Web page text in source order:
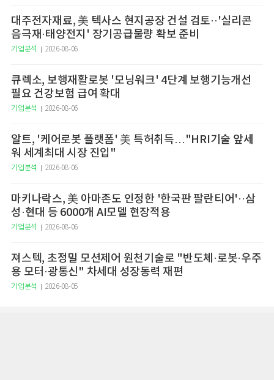
대주전자재료, 美 텍사스 현지공장 건설 검토··'실리콘
음극재·태양전지' 장기공급물량 확보 준비
기업분석 2026-08-06
큐렉소, 보행재활로봇 '모닝워크' 4단계 보행기능개선
필요 건강보험 급여 확대
기업분석 2026-08-06
알트, '케어로봇 플랫폼' 美 특허취득…"HRI기술 앞세
워 세계최대 시장 진입"
기업분석 2026-08-06
마키나락스, 美 아마존도 인정한 '한국판 팔란티어'··삼
성·현대 등 6000개 AI모델 현장적용
기업분석 2026-08-06
져스텍, 초정밀 모션제어 원천기술로 "반도체·로봇·우주
용 모터·광통신" 차세대 성장동력 재편
기업분석 2026-08-05